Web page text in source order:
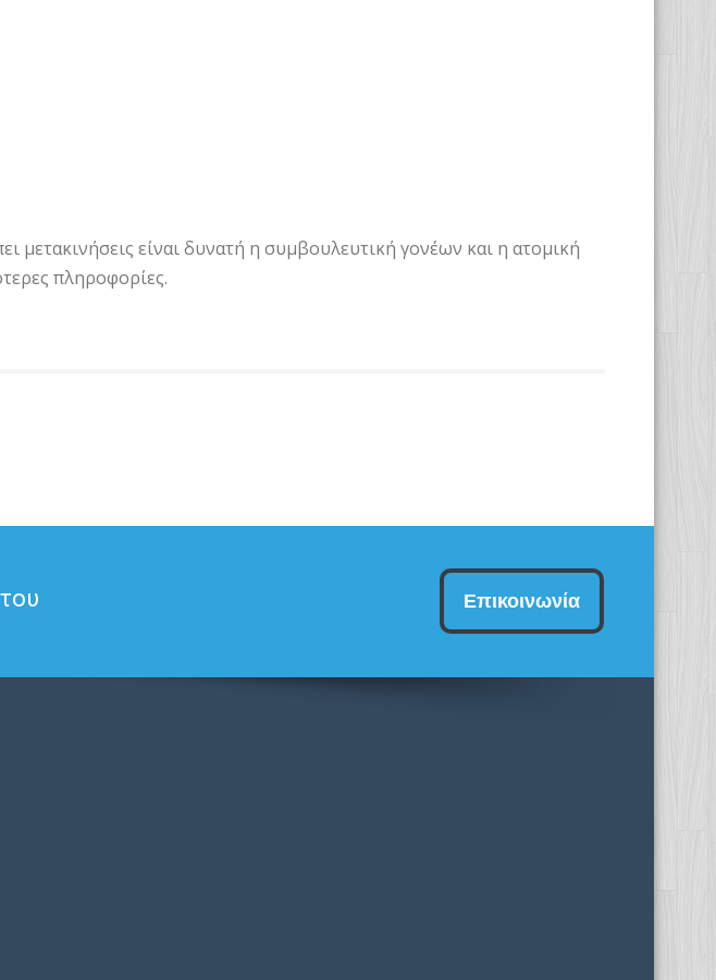
μετακινήσεις είναι δυνατή η συμβουλευτική γονέων και η ατομική
πληροφορίες.
Επικοινωνία